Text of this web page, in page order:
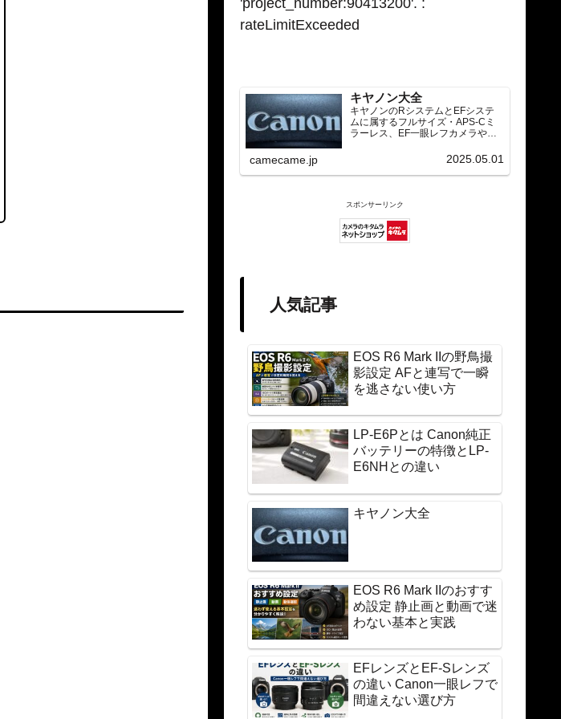
rateLimitExceeded
キヤノン大全
キヤノンのRシステムとEFシステ
ムに属するフルサイズ・APS-Cミ
ラーレス、EF一眼レフカメラや
望遠）をカテゴリ別に網羅し、効
種の内部リンク設計で回遊性向上
camecame.jp 2025.05.01
スポンサーリンク
人気記事
EOS R6 Mark IIの野鳥撮
影設定 AFと連写で一瞬
を逃さない使い方
LP-E6Pとは Canon純正
バッテリーの特徴とLP-
E6NHとの違い
キヤノン大全
EOS R6 Mark IIのおすす
め設定 静止画と動画で迷
わない基本と実践
EFレンズとEF-Sレンズ
の違い Canon一眼レフで
間違えない選び方